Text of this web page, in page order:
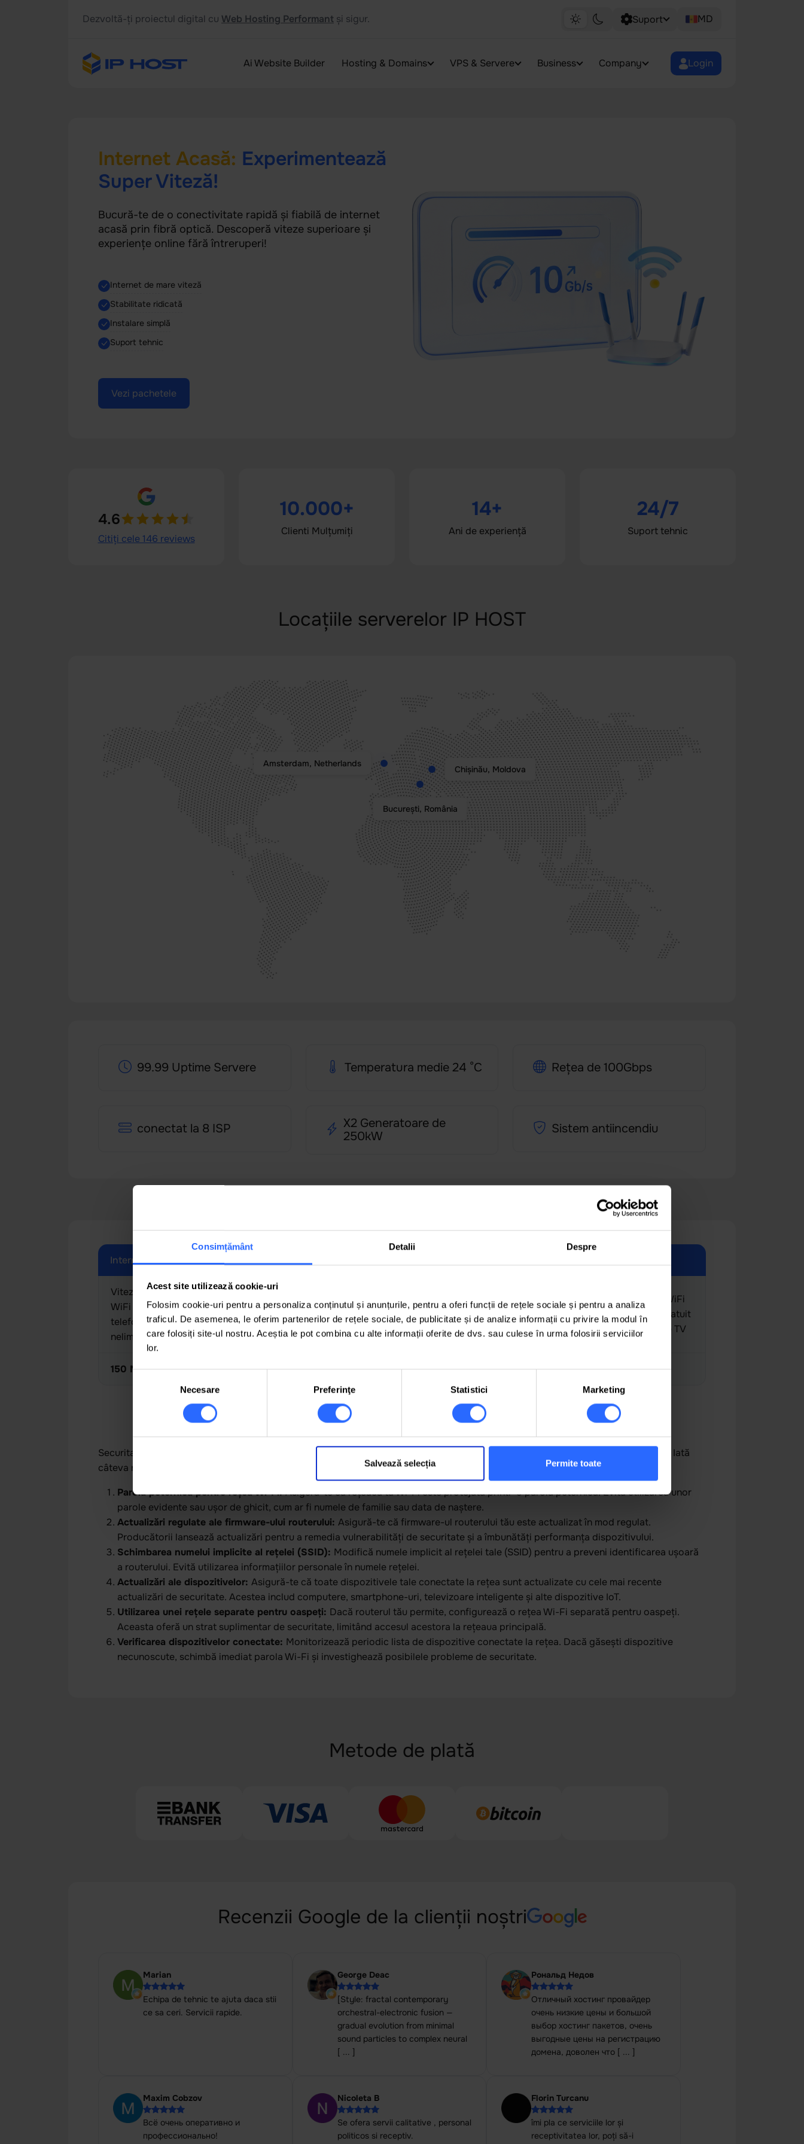
Consimțământ Detalii Despre
Acest site utilizează cookie-uri
Folosim cookie-uri pentru a personaliza conținutul și anunțurile, pentru a oferi funcții de rețele sociale și pentru a analiza
traficul. De asemenea, le oferim partenerilor de rețele sociale, de publicitate și de analize informații cu privire la modul în
care folosiți site-ul nostru. Aceștia le pot combina cu alte informații oferite de dvs. sau culese în urma folosirii serviciilor
lor.
consimțământului
Necesare Preferinţe Statistici Marketing
Salvează selecția Permite toate
Dezvoltă-ți proiectul digital cu Web Hosting Performant și sigur. Suport MD
Ai Website Builder Hosting & Domains VPS & Servere Business Company Login
Internet Acasă: Experimentează
Super Viteză!
Bucură-te de o conectivitate rapidă și fiabilă de internet
acasă prin fibră optică. Descoperă viteze superioare și
experiențe online fără întreruperi!
Internet de mare viteză
Stabilitate ridicată
Instalare simplă
Suport tehnic
Vezi pachetele
4.6
Citiți cele 146 reviews
10.000+
Clienti Mulțumiți
14+
Ani de experiență
24/7
Suport tehnic
Locațiile serverelor IP HOST
Amsterdam, Netherlands
București, România
Chișinău, Moldova
99.99 Uptime Servere Temperatura medie 24 °C Rețea de 100Gbps
conectat la 8 ISP
X2 Generatoare de
250kW
Sistem antiincendiu
Internet Family 22 Internet Family 22 +TV
Viteza 300 mbps Router
WiFi inclus Număr de
telefon gratuit Trafic
nelimitat
Viteza 300 mbps Router WiFi
inclus Număr de telefon gratuit
Trafic nelimitat 209 canale TV
WiFi inclus Număr de
telefon gratuit Trafic
nelimitat
Viteza 600 mbps Router WiFi
inclus Număr de telefon gratuit
Trafic nelimitat 209 canale TV
150 MDL/lună 219 MDL/lună 250 MDL/lună 319 MDL/lună
Conectare Internet Acasă (Măsuri de Securitate)
Securitatea în timpul procesului de conectare internet acasă este importantă pentru protejarea datelor personale și a rețelei tale. Iată
câteva recomandări pentru a asigura o conectare sigură la internet acasă:
Parolă puternică pentru rețea Wi-Fi:Asigură-te că rețeaua ta Wi-Fi este protejată printr-o parolă puternică. Evită utilizarea unor
parole evidente sau ușor de ghicit, cum ar fi numele de familie sau data de naștere.
Actualizări regulate ale firmware-ului routerului: Asigură-te că firmware-ul routerului tău este actualizat în mod regulat.
Producătorii lansează actualizări pentru a remedia vulnerabilități de securitate și a îmbunătăți performanța dispozitivului.
Schimbarea numelui implicite al rețelei (SSID): Modifică numele implicit al rețelei tale (SSID) pentru a preveni identificarea ușoară
a routerului. Evită utilizarea informațiilor personale în numele rețelei.
Actualizări ale dispozitivelor: Asigură-te că toate dispozitivele tale conectate la rețea sunt actualizate cu cele mai recente
actualizări de securitate. Acestea includ computere, smartphone-uri, televizoare inteligente și alte dispozitive IoT.
Utilizarea unei rețele separate pentru oaspeți: Dacă routerul tău permite, configurează o rețea Wi-Fi separată pentru oaspeți.
Aceasta oferă un strat suplimentar de securitate, limitând accesul acestora la rețeaua principală.
Verificarea dispozitivelor conectate: Monitorizează periodic lista de dispozitive conectate la rețea. Dacă găsești dispozitive
necunoscute, schimbă imediat parola Wi-Fi și investighează posibilele probleme de securitate.
Metode de plată
Recenzii Google de la clienții noștri
Marian
Echipa de tehnic te ajuta daca stii
ce sa ceri. Servicii rapide.
George Deac
[Style: fractal contemporary
orchestral-electronic fusion —
gradual evolution from minimal
sound particles to complex neural
[ ... ]
Рональд Недов
Отличный хостинг провайдер
очень низкие цены и большой
выбор хостинг пакетов, очень
выгодные цены на регистрацию
домена, доволен что [ ... ]
Maxim Cobzov
Всё очень оперативно и
профессионально!
Nicoleta B
Se ofera servii calitative , personal
politicos si receptiv.
Florin Turcanu
îmi pla ce serviciile lor și
receptivitatea lor, poți să-i